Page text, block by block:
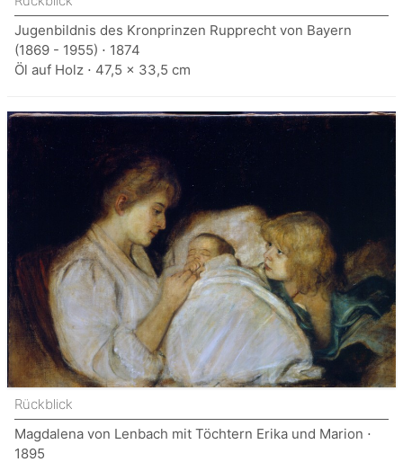
Jugenbildnis des Kronprinzen Rupprecht von Bayern
(1869 - 1955) ⋅ 1874
Öl auf Holz ⋅ 47,5 x 33,5 cm
Rückblick
Magdalena von Lenbach mit Töchtern Erika und Marion ⋅
1895